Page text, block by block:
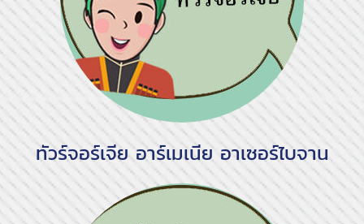
ทัวร์จอร์เจีย อาร์เมเนีย อาเซอร์ไบจาน